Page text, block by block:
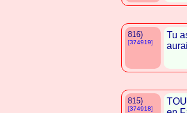
816)
[374919]
Tu
815)
[374918]